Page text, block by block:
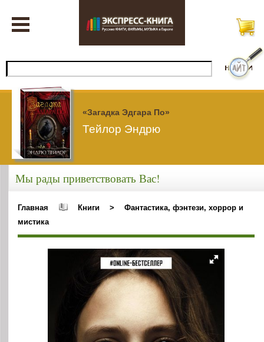
«Загадка Эдгара По»
Тейлор Эндрю
Мы рады приветствовать Вас!
Главная Книги >
Фантастика, фэнтези, хоррор и
мистика